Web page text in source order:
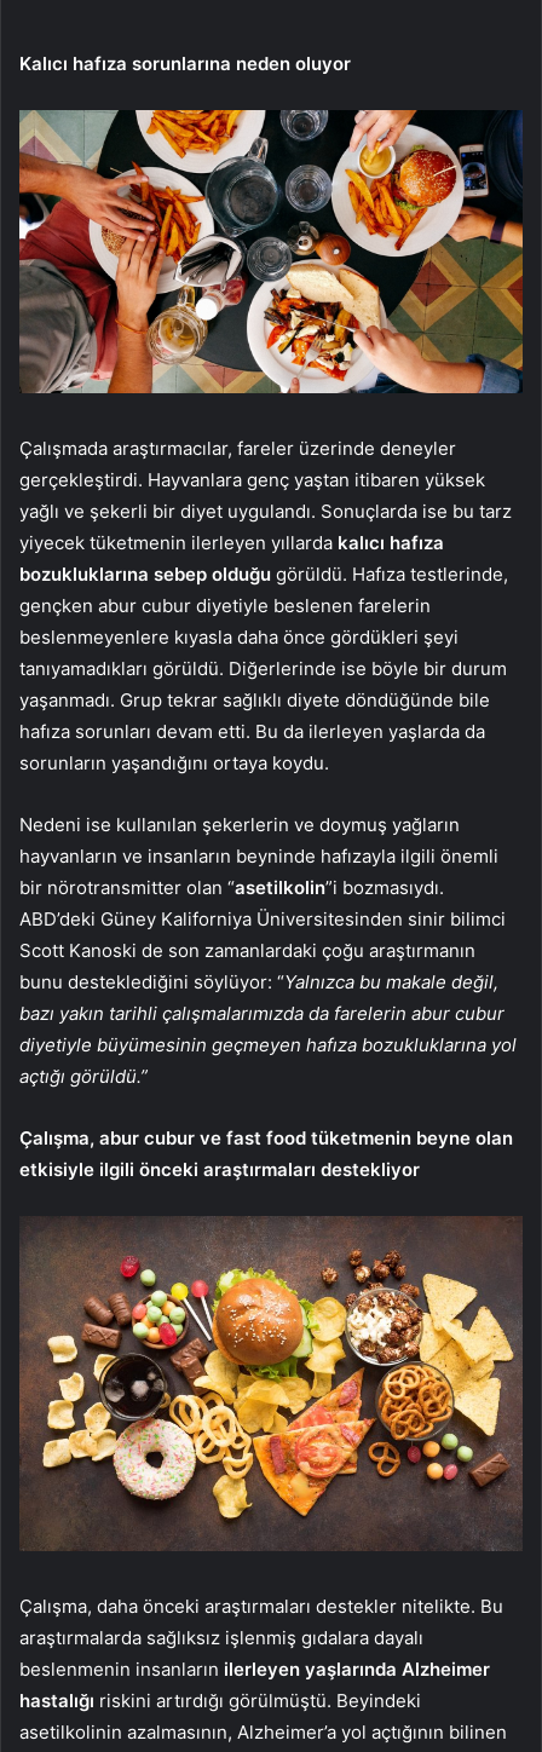
Kalıcı hafıza sorunlarına neden oluyor
Çalışmada araştırmacılar, fareler üzerinde deneyler
gerçekleştirdi. Hayvanlara genç yaştan itibaren yüksek
yağlı ve şekerli bir diyet uygulandı. Sonuçlarda ise bu tarz
yiyecek tüketmenin ilerleyen yıllarda kalıcı hafıza
bozukluklarına sebep olduğu görüldü. Hafıza testlerinde,
gençken abur cubur diyetiyle beslenen farelerin
beslenmeyenlere kıyasla daha önce gördükleri şeyi
tanıyamadıkları görüldü. Diğerlerinde ise böyle bir durum
yaşanmadı. Grup tekrar sağlıklı diyete döndüğünde bile
hafıza sorunları devam etti. Bu da ilerleyen yaşlarda da
sorunların yaşandığını ortaya koydu.
Nedeni ise kullanılan şekerlerin ve doymuş yağların
hayvanların ve insanların beyninde hafızayla ilgili önemli
bir nörotransmitter olan “asetilkolin”i bozmasıydı.
ABD’deki Güney Kaliforniya Üniversitesinden sinir bilimci
Scott Kanoski de son zamanlardaki çoğu araştırmanın
bunu desteklediğini söylüyor: “Yalnızca bu makale değil,
bazı yakın tarihli çalışmalarımızda da farelerin abur cubur
diyetiyle büyümesinin geçmeyen hafıza bozukluklarına yol
açtığı görüldü.”
Çalışma, abur cubur ve fast food tüketmenin beyne olan
etkisiyle ilgili önceki araştırmaları destekliyor
Çalışma, daha önceki araştırmaları destekler nitelikte. Bu
araştırmalarda sağlıksız işlenmiş gıdalara dayalı
beslenmenin insanların ilerleyen yaşlarında Alzheimer
hastalığı riskini artırdığı görülmüştü. Beyindeki
asetilkolinin azalmasının, Alzheimer’a yol açtığının bilinen